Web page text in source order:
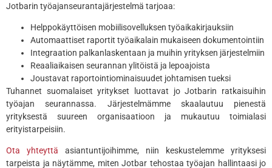
Jotbarin työajanseurantajärjestelmä tarjoaa:
Helppokäyttöisen mobiilisovelluksen työaikakirjauksiin
Automaattiset raportit työaikalain mukaiseen dokumentointiin
Integraation palkanlaskentaan ja muihin yrityksen järjestelmiin
Reaaliaikaisen seurannan ylitöistä ja lepoajoista
Joustavat raportointiominaisuudet johtamisen tueksi
Tuhannet suomalaiset yritykset luottavat jo Jotbarin ratkaisuihin
työajan seurannassa. Järjestelmämme skaalautuu pienestä
yrityksestä suureen organisaatioon ja mukautuu toimialasi
erityistarpeisiin.
Ota yhteyttä asiantuntijoihimme, niin keskustelemme yrityksesi
tarpeista ja näytämme, miten Jotbar tehostaa työajan hallintaasi jo